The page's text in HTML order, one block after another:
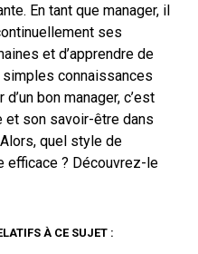
En tant que manager, il
ses
et d’apprendre de
connaissances
bon manager, c’est
et son savoir-être dans
quel style de
efficace ? Découvrez-le
À CE SUJET :